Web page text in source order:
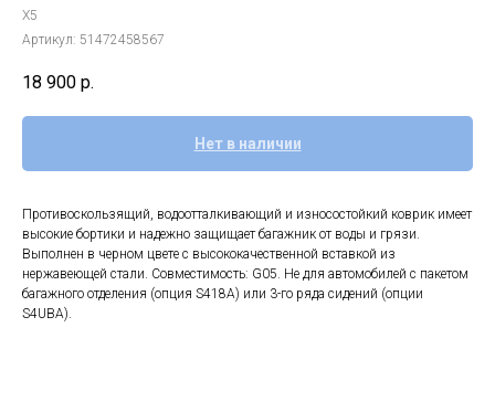
X5
Артикул: 51472458567
18 900 р.
Нет в наличии
Противоскользящий, водоотталкивающий и износостойкий коврик имеет
высокие бортики и надежно защищает багажник от воды и грязи.
Выполнен в черном цвете с высококачественной вставкой из
нержавеющей стали. Совместимость: G05. Не для автомобилей с пакетом
багажного отделения (опция S418A) или 3-го ряда сидений (опции
S4UBA).